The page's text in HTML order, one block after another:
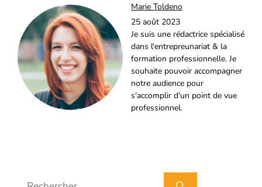
Marie Toldeno
25 août 2023
Je suis une rédactrice spécialisé
dans l'entrepreunariat & la
formation professionnelle. Je
souhaite pouvoir accompagner
notre audience pour
s'accomplir d'un point de vue
professionnel.
Rechercher :